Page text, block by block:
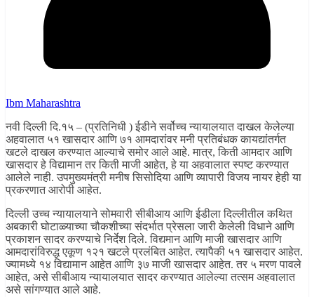
Ibm Maharashtra
नवी दिल्ली दि.१५ – (प्रतिनिधी ) ईडीने सर्वोच्च न्यायालयात दाखल केलेल्या
अहवालात ५१ खासदार आणि ७१ आमदारांवर मनी प्रतिबंधक कायद्यांतर्गत
खटले दाखल करण्यात आल्याचे समोर आले आहे. मात्र, किती आमदार आणि
खासदार हे विद्यामान तर किती माजी आहेत, हे या अहवालात स्पष्ट करण्यात
आलेले नाही. उपमुख्यमंत्री मनीष सिसोदिया आणि व्यापारी विजय नायर हेही या
प्रकरणात आरोपी आहेत.
दिल्ली उच्च न्यायालयाने सोमवारी सीबीआय आणि ईडीला दिल्लीतील कथित
अबकारी घोटाळ्याच्या चौकशीच्या संदर्भात प्रेसला जारी केलेली विधाने आणि
प्रकाशन सादर करण्याचे निर्देश दिले. विद्यमान आणि माजी खासदार आणि
आमदारांविरुद्ध एकूण १२१ खटले प्रलंबित आहेत. त्यापैकी ५१ खासदार आहेत.
ज्यामध्ये १४ विद्यामान आहेत आणि ३७ माजी खासदार आहेत. तर ५ मरण पावले
आहेत, असे सीबीआय न्यायालयात सादर करण्यात आलेल्या तत्सम अहवालात
असे सांगण्यात आले आहे.